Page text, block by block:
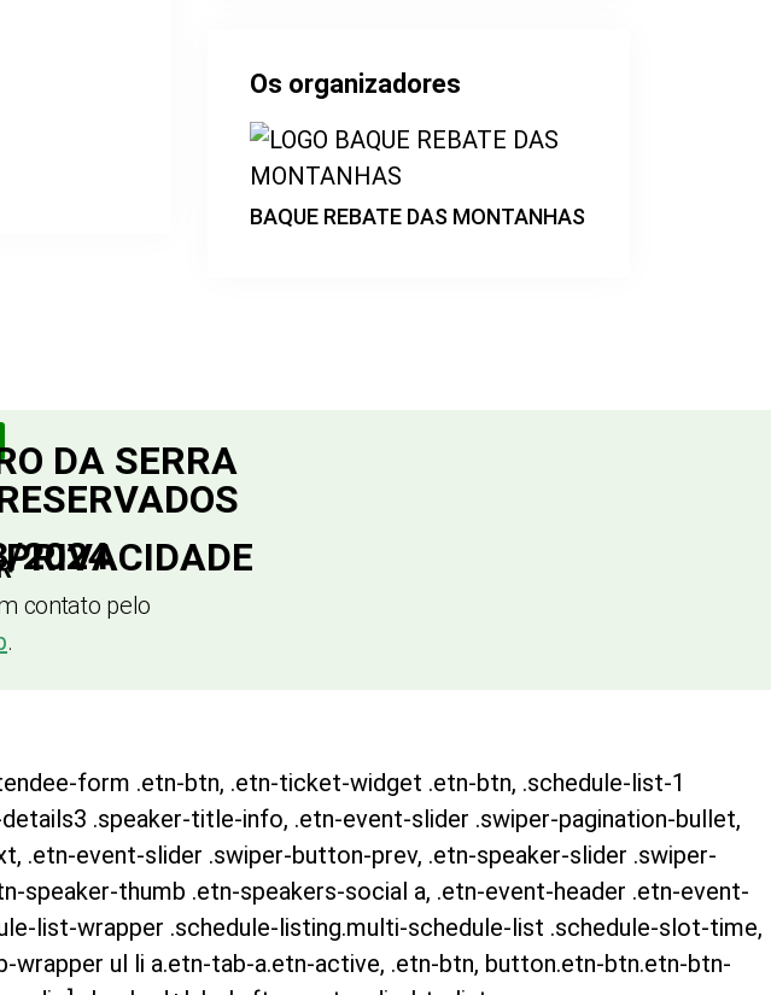
Os organizadores
BAQUE REBATE DAS MONTANHAS
DA SERRA
2024
contato pelo
.
form .etn-btn, .etn-ticket-widget .etn-btn, .schedule-list-1
.speaker-title-info, .etn-event-slider .swiper-pagination-bullet,
.etn-event-slider .swiper-button-prev, .etn-speaker-slider .swiper-
thumb .etn-speakers-social a, .etn-event-header .etn-event-
list-wrapper .schedule-listing.multi-schedule-list .schedule-slot-time,
ul li a.etn-tab-a.etn-active, .etn-btn, button.etn-btn.etn-btn-